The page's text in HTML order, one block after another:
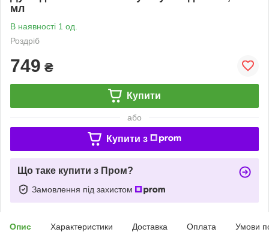
мл
В наявності 1 од.
Роздріб
749 ₴
Купити
або
Купити з
Що таке купити з Пром?
Замовлення під захистом
Опис Характеристики Доставка Оплата Умови